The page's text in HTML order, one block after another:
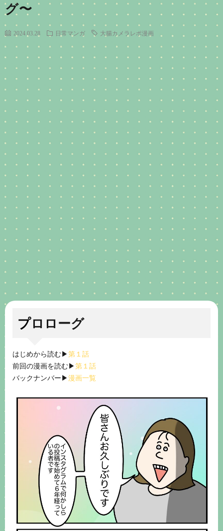
グ〜
2024.03.28 日常マンガ 大腸カメラレポ漫画
プロローグ
はじめから読む▶︎第１話
前回の漫画を読む▶︎第１話
バックナンバー▶︎漫画一覧